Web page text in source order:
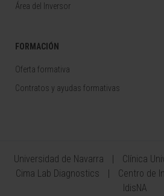
Área del Inversor
FORMACIÓN
Oferta formativa
Contratos y ayudas formativas
Universidad de Navarra
Clínica
Cima Lab Diagnostics
Centro de
IdisNA